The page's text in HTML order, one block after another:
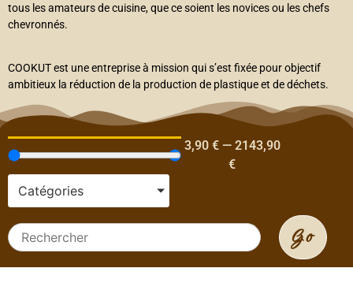
tous les amateurs de cuisine, que ce soient les novices ou les chefs
chevronnés.
COOKUT est une entreprise à mission qui s’est fixée pour objectif
ambitieux la réduction de la production de plastique et de déchets.
3,90 €— 2143,90
€
Catégories
Go